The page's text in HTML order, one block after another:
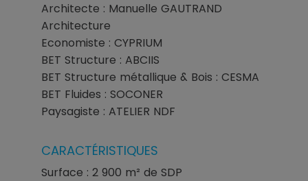
Architecte : Manuelle GAUTRAND
Architecture
Economiste : CYPRIUM
BET Structure : ABCIIS
BET Structure métallique & Bois : CESMA
BET Fluides : SOCONER
Paysagiste : ATELIER NDF
CARACTÉRISTIQUES
Surface : 2 900 m² de SDP